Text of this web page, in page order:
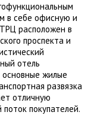
в себе офисную и
расположен в
проспекта и
отель
жилые
развязка
отличную
покупателей.